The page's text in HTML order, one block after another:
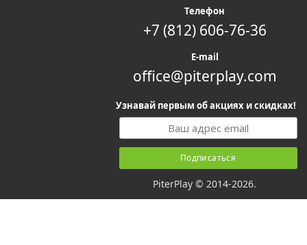
Телефон
+7 (812) 606-76-36
E-mail
office@piterplay.com
Узнавай первым об акциях и скидках!
PiterPlay © 2014-2026.